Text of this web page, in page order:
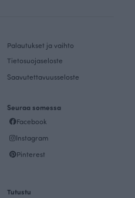
Palautukset ja vaihto
Tietosuojaseloste
Saavutettavuusseloste
Seuraa somessa
Facebook
Instagram
Pinterest
Tutustu